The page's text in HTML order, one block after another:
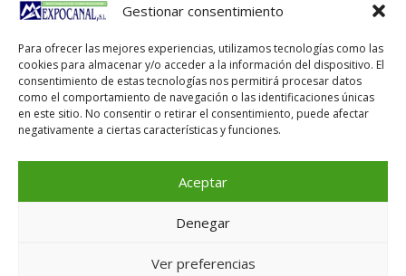
Gestionar consentimiento
Para ofrecer las mejores experiencias, utilizamos tecnologías como las
cookies para almacenar y/o acceder a la información del dispositivo. El
consentimiento de estas tecnologías nos permitirá procesar datos
como el comportamiento de navegación o las identificaciones únicas
en este sitio. No consentir o retirar el consentimiento, puede afectar
negativamente a ciertas características y funciones.
Aceptar
Denegar
Ver preferencias
Polígono el Portazgo, nave 59
50011 Zaragoza
Tel 976 24 96 83
exposicion@expocanal.es
Aviso Legal
Política de cookies